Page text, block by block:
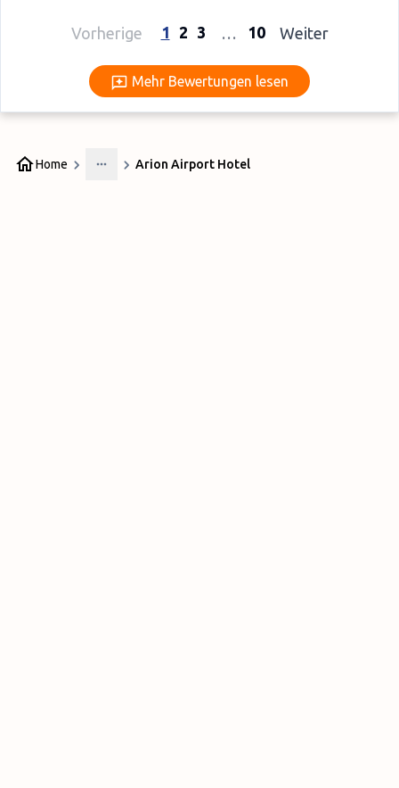
Vorherige 1 2 3 … 10 Weiter
Mehr Bewertungen lesen
Mehr Bewertungen lesen
Home
More
Arion Airport Hotel